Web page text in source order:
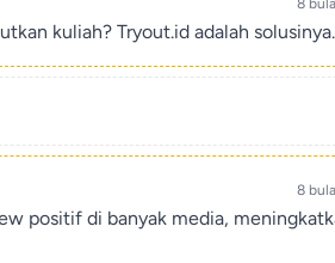
8
kuliah? Tryout.id adalah solusinya.
8
positif di banyak media,